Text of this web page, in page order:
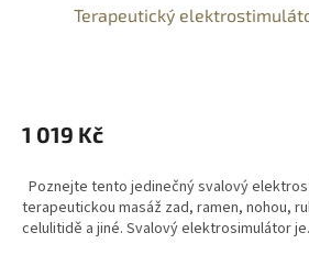
Terapeutický
1 019 Kč
Poznejte tento jedinečný svalový
terapeutickou masáž zad, ramen, nohou,
celulitidě a jiné. Svalový elektrosimulátor